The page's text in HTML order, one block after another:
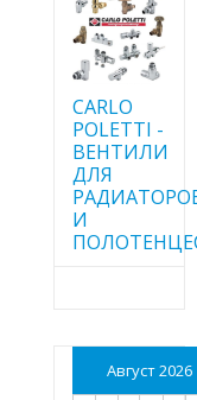
CARLO
POLETTI -
ВЕНТИЛИ
ДЛЯ
И
Август 2026